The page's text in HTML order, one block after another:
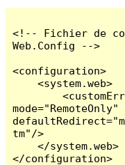
<!-- Fichier de
Web.Config -->
<configuration>
    <system.web>
        <customErrors
mode="RemoteOnly"
tm"/>
    </system.web>
</configuration>